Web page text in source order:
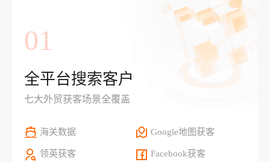
01
全平台搜索客户
七大外贸获客场景全覆盖
海关数据 Google地图获客
领英获客 Facebook获客